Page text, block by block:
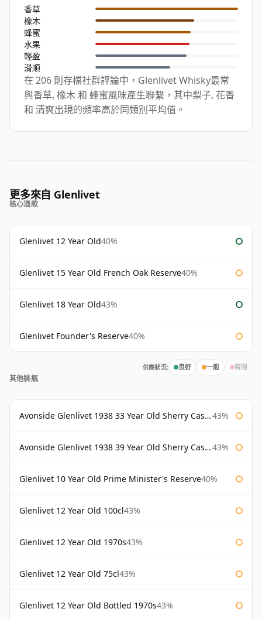
香草
橡木
蜂蜜
水果
輕盈
滑順
在 206 則存檔社群評論中，Glenlivet Whisky最常
與香草, 橡木 和 蜂蜜風味產生聯繫，其中梨子, 花香
和 清爽出現的頻率高於同類別平均值。
更多來自 Glenlivet
核心酒款
Glenlivet 12 Year Old40%
Glenlivet 15 Year Old French Oak Reserve40%
Glenlivet 18 Year Old43%
Glenlivet Founder's Reserve40%
供應狀況: 良好 一般 有限
其他裝瓶
Avonside Glenlivet 1938 33 Year Old Sherry Cask Gordon & Macphail 43%
Avonside Glenlivet 1938 39 Year Old Sherry Cask Gordon & Macphail 43%
Glenlivet 10 Year Old Prime Minister's Reserve40%
Glenlivet 12 Year Old 100cl43%
Glenlivet 12 Year Old 1970s43%
Glenlivet 12 Year Old 75cl43%
Glenlivet 12 Year Old Bottled 1970s43%